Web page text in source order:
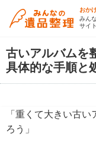
おか
みん
サイ
古いアルバムを
具体的な手順と
「重くて大きい古
ろう」